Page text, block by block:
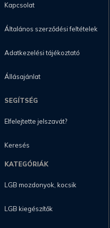
Kapcsolat
Általános szerződési feltételek
Adatkezelési tájékoztató
Állásajánlat
SEGÍTSÉG
Elfelejtette jelszavát?
Keresés
KATEGÓRIÁK
LGB mozdonyok, kocsik
LGB kiegészítők